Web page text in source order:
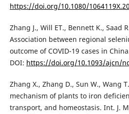
https://doi.org/10.1080/
Zhang J., Will ET., Bennett K., Saad
Association between regional
outcome of COVID-19 cases in
DOI: https://doi.org/10.1093/ajcn/
Zhang X., Zhang D., Sun W., Wang
mechanism of plants to iron
transport, and homeostasis. Int. J.